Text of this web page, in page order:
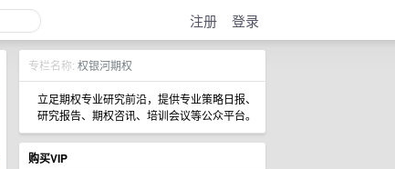
注册 登录
专栏名称: 权银河期权
立足期权专业研究前沿，提供专业策略日报、
研究报告、期权咨讯、培训会议等公众平台。
购买VIP